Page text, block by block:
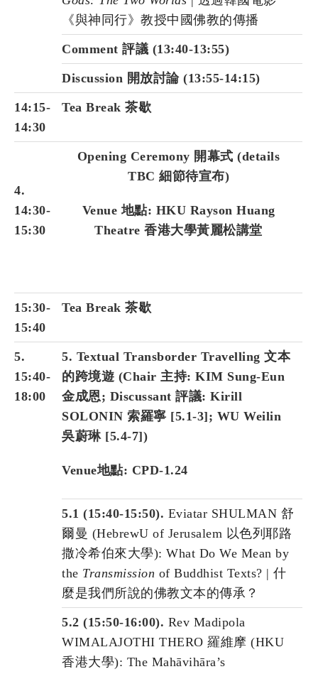
《與神同行》教授中國佛教的傳播
Comment 評議 (13:40-13:55)
Discussion 開放討論 (13:55-14:15)
14:15-
14:30
Tea Break 茶歇
4.
14:30-
15:30
Opening Ceremony 開幕式 (details
TBC 細節待宣布)
Venue地點: HKU Rayson Huang
Theatre香港大學黃麗松講堂
15:30-
15:40
Tea Break 茶歇
5.
15:40-
18:00
5. Textual Transborder Travelling 文本
的跨境遊 (Chair 主持: KIM Sung-Eun
金成恩; Discussant 評議: Kirill
SOLONIN 索羅寧 [5.1-3]; WU Weilin
吳蔚琳 [5.4-7])
Venue地點: CPD-1.24
5.1 (15:40-15:50). Eviatar SHULMAN 舒
爾曼 (HebrewU of Jerusalem 以色列耶路
撒冷希伯來大學): What Do We Mean by
the Transmission of Buddhist Texts? | 什
麼是我們所說的佛教文本的傳承？
5.2 (15:50-16:00). Rev Madipola
WIMALAJOTHI THERO 羅維摩 (HKU
香港大學): The Mahāvihāra’s